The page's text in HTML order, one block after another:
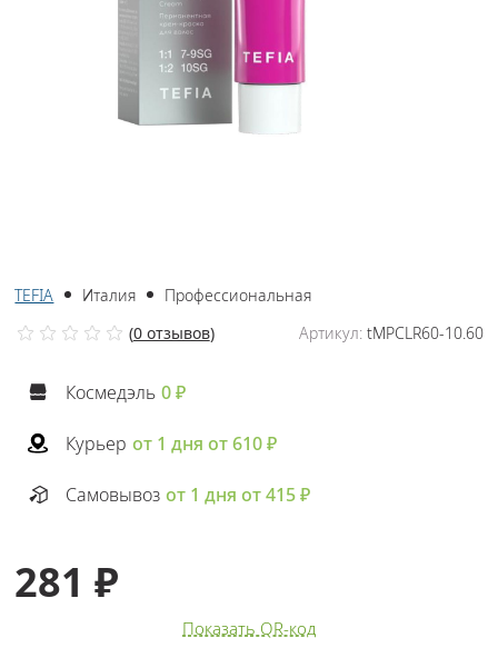
TEFIA Италия
Профессиональная
Артикул:tMPCLR60-10.60
(0 отзывов)
Космедэль 0 ₽
Курьер от 1 дня от 610 ₽
Самовывоз от 1 дня от 415 ₽
281 ₽
Показать QR-код